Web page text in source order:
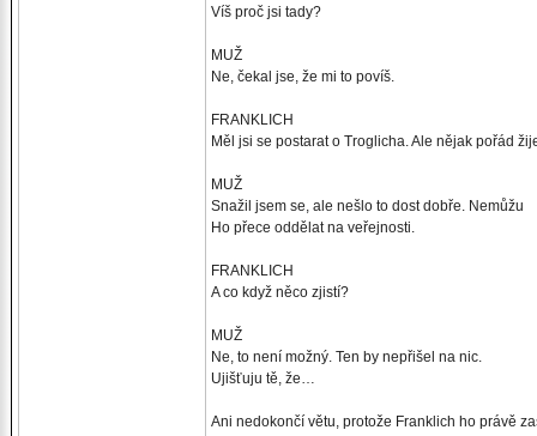
Víš proč jsi tady?
MUŽ
Ne, čekal jse, že mi to povíš.
FRANKLICH
Měl jsi se postarat o Troglicha. Ale nějak pořád
MUŽ
Snažil jsem se, ale nešlo to dost dobře. Nemůžu
Ho přece oddělat na veřejnosti.
FRANKLICH
A co když něco zjistí?
MUŽ
Ne, to není možný. Ten by nepřišel na nic.
Ujišťuju tě, že…
Ani nedokončí větu, protože Franklich ho právě